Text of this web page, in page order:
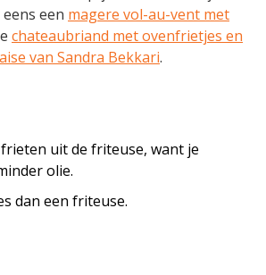
een magere vol-au-vent met
chateaubriand met ovenfrietjes en
van Sandra Bekkari.
uit de friteuse, want je
olie.
dan een friteuse.